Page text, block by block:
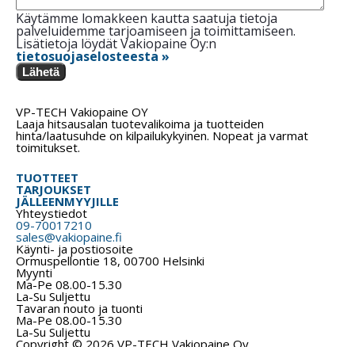
Käytämme lomakkeen kautta saatuja tietoja
palveluidemme tarjoamiseen ja toimittamiseen.
Lisätietoja löydät Vakiopaine Oy:n
tietosuojaselosteesta »
Lähetä
VP-TECH Vakiopaine OY
Laaja hitsausalan tuotevalikoima ja tuotteiden
hinta/laatusuhde on kilpailukykyinen. Nopeat ja varmat
toimitukset.
TUOTTEET
TARJOUKSET
JÄLLEENMYYJILLE
Yhteystiedot
09-70017210
sales@vakiopaine.fi
Käynti- ja postiosoite
Ormuspellontie 18, 00700 Helsinki
Myynti
Ma-Pe 08.00-15.30
La-Su Suljettu
Tavaran nouto ja tuonti
Ma-Pe 08.00-15.30
La-Su Suljettu
Copyright © 2026 VP-TECH Vakiopaine Oy